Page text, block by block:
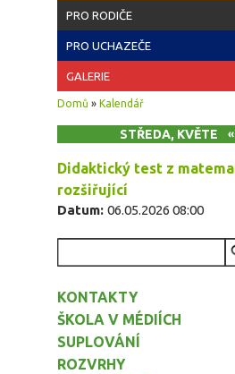
PRO RODIČE
PRO UCHAZEČE
GALERIE
Jste zde
Domů » Kalendář
STŘEDA, KVĚTEN
Didaktický test z
rozšiřující
Datum: 06.05.2026 08:00
KONTAKTY
ŠKOLA V MÉDIÍCH
SUPLOVÁNÍ
ROZVRHY